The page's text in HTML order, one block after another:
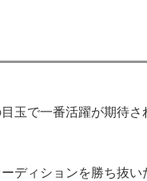
玉で一番活躍が期待
ディションを勝ち抜